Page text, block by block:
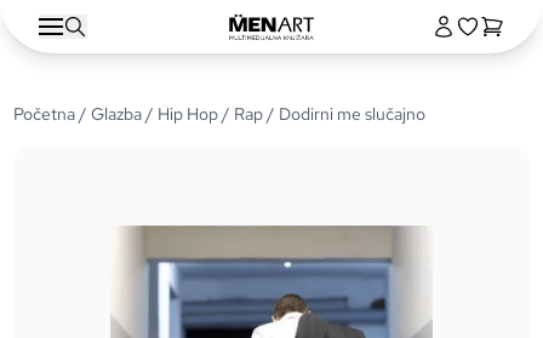
Početna/Glazba/ Hip Hop / Rap/ Dodirni me slučajno